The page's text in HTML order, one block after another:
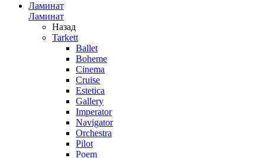
Ламинат
Ламинат
Назад
Tarkett
Ballet
Boheme
Cinema
Cruise
Estetica
Gallery
Imperator
Navigator
Orchestra
Pilot
Poem